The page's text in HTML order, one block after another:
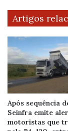
Artigos
Após sequência
Seinfra emite
motoristas que